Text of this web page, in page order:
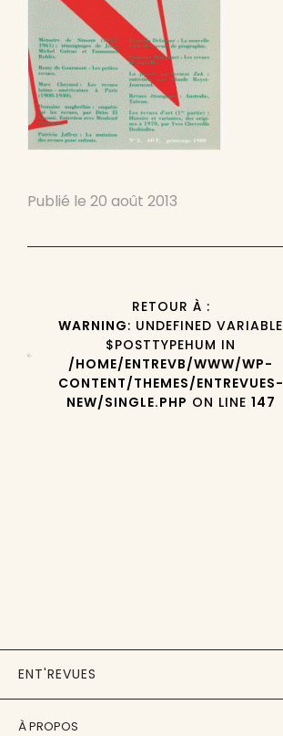
Publié le 20 août 2013
RETOUR À :
WARNING: UNDEFINED VARIABLE
$POSTTYPEHUM IN
/HOME/ENTREVB/WWW/WP-
CONTENT/THEMES/ENTREVUES-
NEW/SINGLE.PHP ON LINE 147
ENT'REVUES
À PROPOS